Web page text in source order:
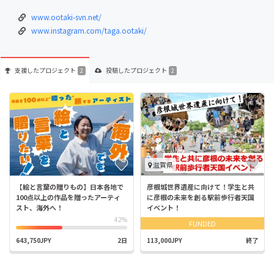
www.ootaki-svn.net/
www.instagram.com/taga.ootaki/
支援したプロジェクト 2 投稿したプロジェクト 2
【絵と言葉の贈りもの】日本各地で
100点以上の作品を贈ったアーティ
スト、海外へ！
42%
643,750JPY 2日
滋賀県
彦根城世界遺産に向けて！学生と共
に彦根の未来を創る駅前歩行者天国
イベント！
FUNDED
113,000JPY 終了